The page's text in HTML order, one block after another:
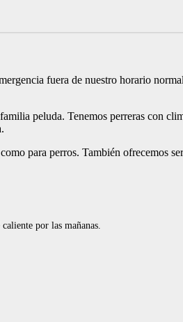
fuera de nuestro horario
peluda. Tenemos perreras con
para perros. También ofrecemos
por las mañanas.